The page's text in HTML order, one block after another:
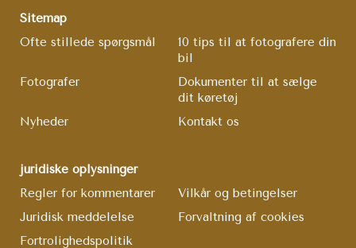
Sitemap
Ofte stillede spørgsmål
10 tips til at fotografere din
bil
Fotografer
Dokumenter til at sælge
dit køretøj
Nyheder
Kontakt os
juridiske oplysninger
Regler for kommentarer
Vilkår og betingelser
Juridisk meddelelse
Forvaltning af cookies
Fortrolighedspolitik